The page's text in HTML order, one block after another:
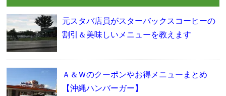
元スタバ店員がスターバックスコーヒーの
割引＆美味しいメニューを教えます
Ａ＆Ｗのクーポンやお得メニューまとめ
【沖縄ハンバーガー】